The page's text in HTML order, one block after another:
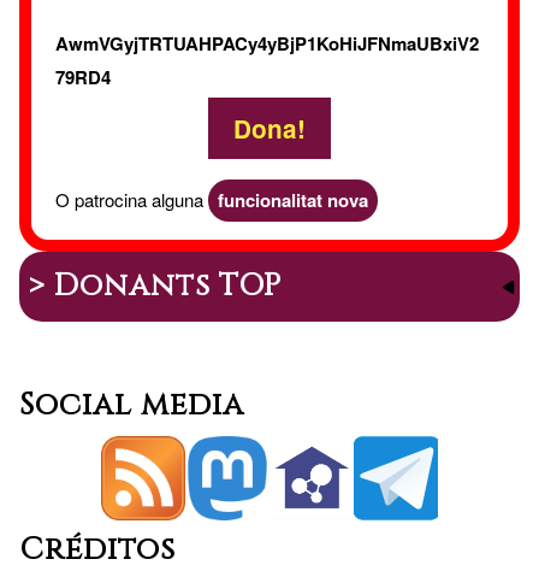
AwmVGyjTRTUAHPACy4yBjP1KoHiJFNmaUBxiV2
79RD4
Dona!
O patrocina alguna funcionalitat nova
> Donants TOP
Social media
Créditos